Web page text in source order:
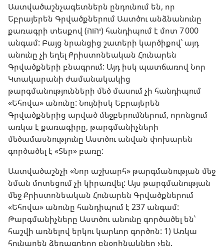
Աստվածաշնչագետներն ընդունում են, որ
Եբրայերեն Գրվածքներում Աստծու անձնանունը
քառագրի տեսքով (יהוה) հանդիպում է մոտ 7 000
անգամ: Բայց նրանցից շատերի կարծիքով՝ այդ
անունը չի եղել Քրիստոնեական Հունարեն
Գրվածքների բնագրում: Այդ իսկ պատճառով Նոր
Կտակարանի ժամանակակից
թարգմանությունների մեծ մասում չի հանդիպում
«Եհովա» անունը: Նույնիսկ Եբրայերեն
Գրվածքներից արված մեջբերումներում, որոնցում
առկա է քառագիրը, թարգմանիչների
մեծամասնությունը Աստծու անվան փոխարեն
գործածել է «Տեր» բառը:
Աստվածաշնչի «Նոր աշխարհ» թարգմանության մեջ
նման մոտեցում չի կիրառվել: Այս թարգմանության
մեջ Քրիստոնեական Հունարեն Գրվածքներում
«Եհովա» անունը հանդիպում է 237 անգամ:
Թարգմանիչները Աստծու անունը գործածել են՝
հաշվի առնելով երկու կարևոր գործոն: 1) Առկա
հունարեն ձեռագրերը բնօրինակներ չեն.